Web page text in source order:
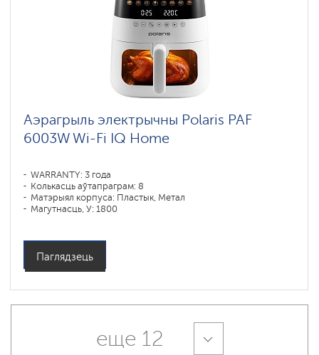
Аэрагрыль электрычны Polaris PAF
6003W Wi-Fi IQ Home
WARRANTY: 3 года
Колькасць аўтапраграм: 8
Матэрыял корпуса: Пластык, Метал
Магутнасць, У: 1800
фритюр, гриль
Паглядзець
еще 12